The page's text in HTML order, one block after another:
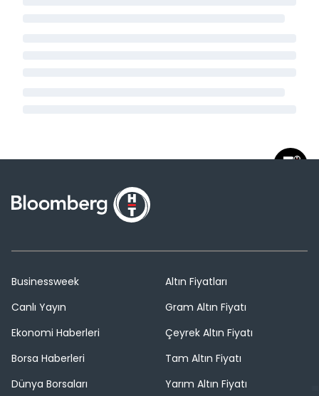
Businessweek
Canlı Yayın
Ekonomi Haberleri
Borsa Haberleri
Dünya Borsaları
Altın Fiyatları
Gram Altın Fiyatı
Çeyrek Altın Fiyatı
Tam Altın Fiyatı
Yarım Altın Fiyatı